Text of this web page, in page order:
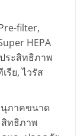
filter,
HEPA
ระสิทธิภาพ
รีย, ไวรัส
ภาคขนาด
สิทธิภาพ